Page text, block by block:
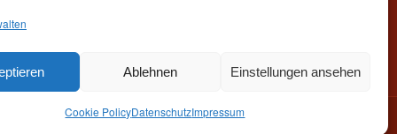
Ablehnen Einstellungen ansehen
Cookie PolicyDatenschutzImpressum
Internet:
Start Kontaktaufnahme Impressum